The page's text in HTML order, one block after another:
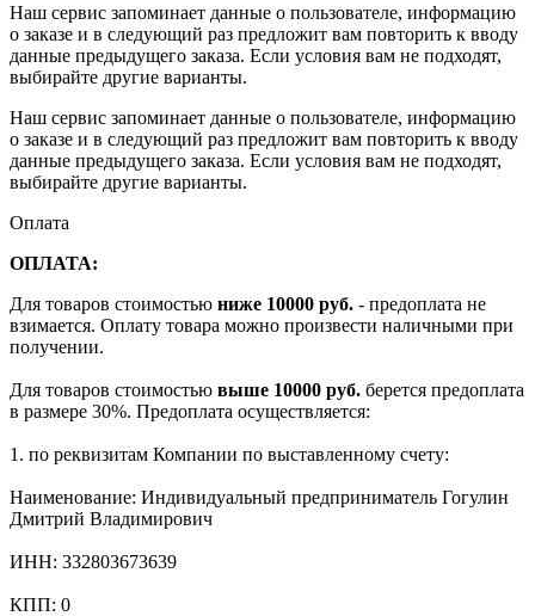
Наш сервис запоминает данные о пользователе, информацию
о заказе и в следующий раз предложит вам повторить к вводу
данные предыдущего заказа. Если условия вам не подходят,
выбирайте другие варианты.
Наш сервис запоминает данные о пользователе, информацию
о заказе и в следующий раз предложит вам повторить к вводу
данные предыдущего заказа. Если условия вам не подходят,
выбирайте другие варианты.
Оплата
ОПЛАТА:
Для товаров стоимостью ниже 10000 руб. - предоплата не
взимается. Оплату товара можно произвести наличными при
получении.
Для товаров стоимостью выше 10000 руб. берется предоплата
в размере 30%. Предоплата осуществляется:
1. по реквизитам Компании по выставленному счету:
Наименование: Индивидуальный предприниматель Гогулин
Дмитрий Владимирович
ИНН: 332803673639
КПП: 0